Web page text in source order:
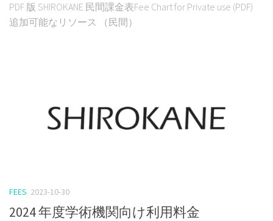
PDF 版 SHIROKANE 民間課金表Fee Chart for Private use (PDF)
追加可能なリソース （民間）
FEES 2023-10-30
2024 年度学術機関向け利用料金